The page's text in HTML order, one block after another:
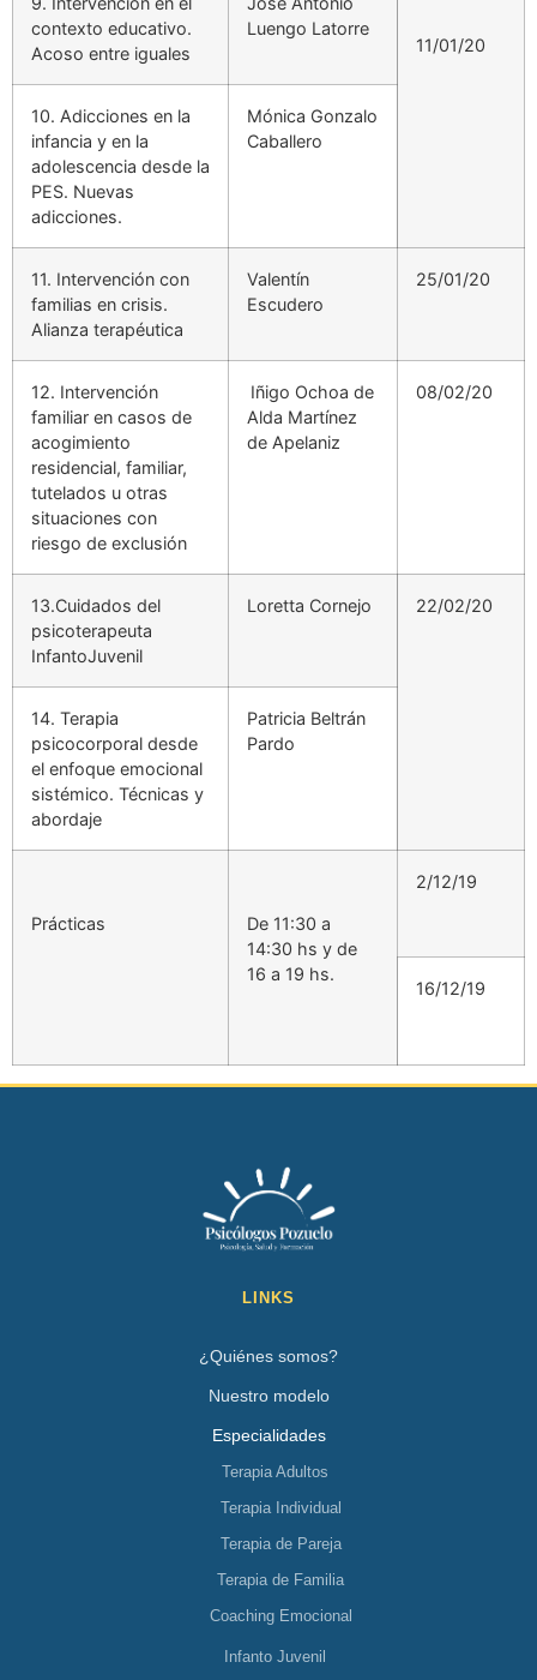
contexto educativo.
Acoso entre iguales
Luengo Latorre
11/01/20
10. Adicciones en la
infancia y en la
adolescencia desde la
PES. Nuevas
adicciones.
Mónica Gonzalo
Caballero
11. Intervención con
familias en crisis.
Alianza terapéutica
Valentín
Escudero
25/01/20
12. Intervención
familiar en casos de
acogimiento
residencial, familiar,
tutelados u otras
situaciones con
riesgo de exclusión
Iñigo Ochoa de
Alda Martínez
de Apelaniz
08/02/20
13.Cuidados del
psicoterapeuta
InfantoJuvenil
Loretta Cornejo 22/02/20
14. Terapia
psicocorporal desde
el enfoque emocional
sistémico. Técnicas y
abordaje
Patricia Beltrán
Pardo
Prácticas
De 11:30 a
14:30 hs y de
16 a 19 hs.
2/12/19
16/12/19
LINKS
¿Quiénes somos?
Nuestro modelo
Especialidades
Terapia Adultos
Terapia Individual
Terapia de Pareja
Terapia de Familia
Coaching Emocional
Infanto Juvenil